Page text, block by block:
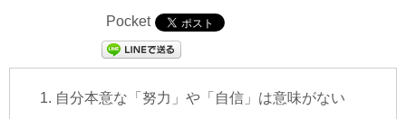
Pocket
自分本意な「努力」や「自信」は意味がない